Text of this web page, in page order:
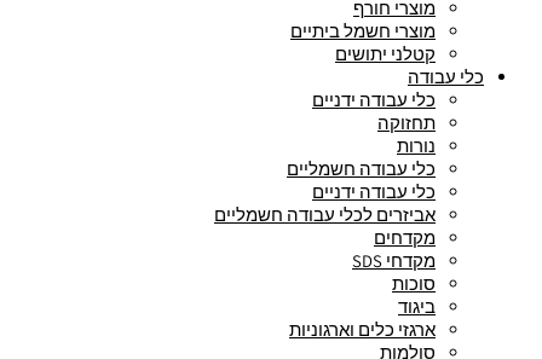
מוצרי חורף
מוצרי חשמל ביתיים
קטלני יתושים
כלי עבודה
כלי עבודה ידניים
תחזוקה
נורות
כלי עבודה חשמליים
כלי עבודה ידניים
אביזרים לכלי עבודה חשמליים
מקדחים
מקדחי SDS
סוכות
ביגוד
ארגזי כלים וארגוניות
סולמות